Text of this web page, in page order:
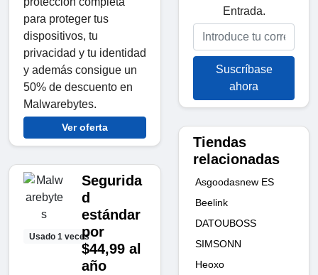
para proteger tus
dispositivos, tu
privacidad y tu identidad
y además consigue un
50% de descuento en
Malwarebytes.
Ver oferta
Usado 1 veces
Segurida
d
estándar
por
$44,99 al
año
Entrada.
Suscríbase
ahora
Tiendas
relacionadas
Asgoodasnew ES
Beelink
DATOUBOSS
SIMSONN
Heoxo